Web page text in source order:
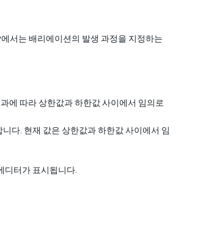
서는 배리에이션의 발생 과정을 지정하는
에 따라 상한값과 하한값 사이에서 임의로
다. 현재 값은 상한값과 하한값 사이에서 임
디터가 표시됩니다.